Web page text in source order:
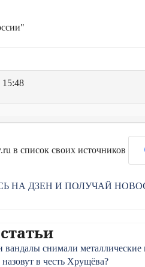
15:48
в список своих источников
НА ДЗЕН И ПОЛУЧАЙ
вандалы снимали
в честь Хрущёва?